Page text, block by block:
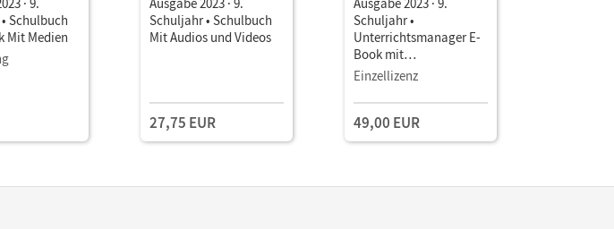
Schulbuch
Mit Medien
Schuljahr • Schulbuch
Mit Audios und Videos
27,75 EUR
Schuljahr •
Unterrichtsmanager E-
Book mit
Lehrkräftematerialien
Einzellizenz
49,00 EUR